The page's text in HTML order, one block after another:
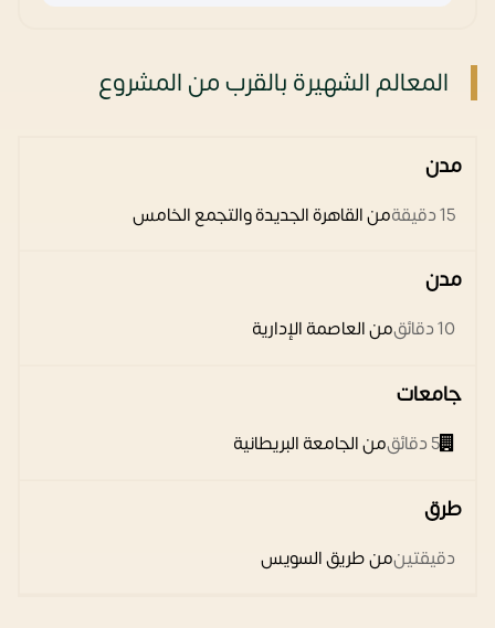
المعالم الشهيرة بالقرب من المشروع
مدن
15 دقيقة من القاهرة الجديدة والتجمع الخامس
مدن
10 دقائق من العاصمة الإدارية
جامعات
5 دقائق من الجامعة البريطانية
طرق
دقيقتينمن طريق السويس